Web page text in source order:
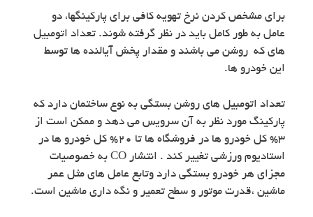
برای مشخص کردن نرخ تهویه کافی برای پارکینگها، دو
عامل به طور کامل باید در نظر گرفته شوند. تعداد اتومبیل
های که روشن می باشند و مقدار پخش آیالنده ها توسط
این خودرو ها.
تعداد اتومبیل های روشن بستگی به نوع ساختمان دارد که
پارکینگ مورد نظر به آن سرویس می دهد و ممکن است از
۳% کل خودرو ها در فروشگاه ها تا ۲۰% کل خودرو ها در
استادیوم ورزشی تغییر کند . انتشار CO به خصوصیات
مجزای هر خودرو بستگی دارد وتابع عامل های مثل عمر
ماشین ،قدرت موتور و سطح تعمیر و نگه داری ماشین است.